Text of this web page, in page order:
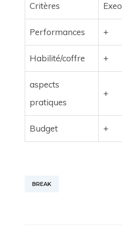
Critères Exeo
Performances +
Habilité/coffre +
aspects
pratiques
+
Budget +
BREAK